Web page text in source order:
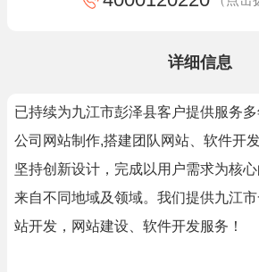
详细信息
已持续为九江市彭泽县客户提供服务
公司网站制作,搭建团队网站、软件开
坚持创新设计，完成以用户需求为核
来自不同地域及领域。我们提供九江
站开发，网站建设、软件开发服务！